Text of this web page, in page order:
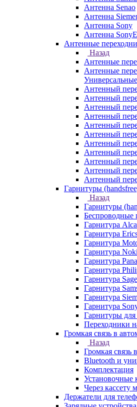
Антенна Senao
Антенна
Антенна Sony
Антенна
Антенные
Назад
Антенные
Антенные
Универсальные
Антенный
Антенный
Антенный
Антенный
Антенный
Антенный
Антенный
Антенный
Антенный
Антенный
Антенный
Гарнитуры
Назад
Гарнитуры
Беспроводные
Гарнитура
Гарнитура
Гарнитура
Гарнитура
Гарнитура
Гарнитура
Гарнитура
Гарнитура
Гарнитура
Гарнитура
Гарнитуры
Переходники
Громкая связь в
Назад
Громкая связь
Bluetooth и
Комплектация
Установочные
Через кассету
Держатели для